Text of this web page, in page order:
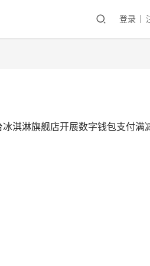
登录
淇淋旗舰店开展数字钱包支付满